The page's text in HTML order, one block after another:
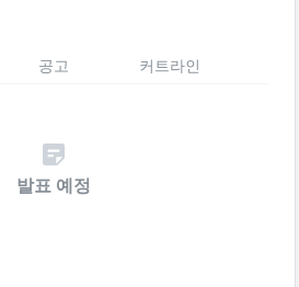
공고 커트라인
발표 예정